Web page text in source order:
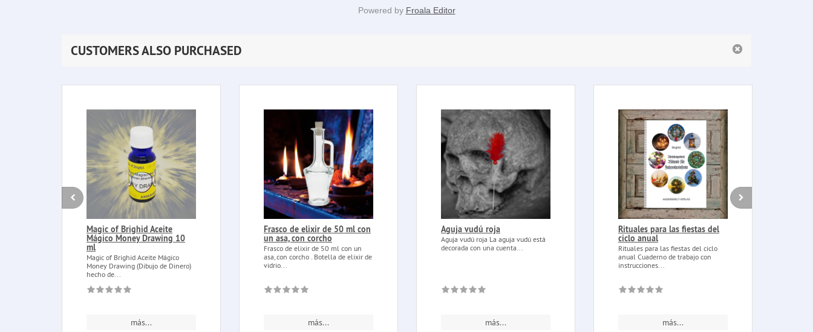
Powered by Froala Editor
CUSTOMERS ALSO PURCHASED
Magic of Brighid Aceite
Mágico Money Drawing 10
ml
Magic of Brighid Aceite Mágico
Money Drawing (Dibujo de Dinero)
hecho de...
más...
Frasco de elixir de 50 ml con
un asa, con corcho
Frasco de elixir de 50 ml con un
asa, con corcho . Botella de elixir de
vidrio...
más...
Aguja vudú roja
Aguja vudú roja La aguja vudú está
decorada con una cuenta...
más...
Rituales para las fiestas del
ciclo anual
Rituales para las fiestas del ciclo
anual Cuaderno de trabajo con
instrucciones...
más...